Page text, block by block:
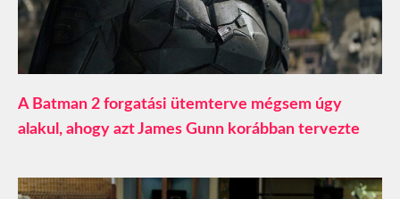
A Batman 2 forgatási ütemterve mégsem úgy
alakul, ahogy azt James Gunn korábban tervezte